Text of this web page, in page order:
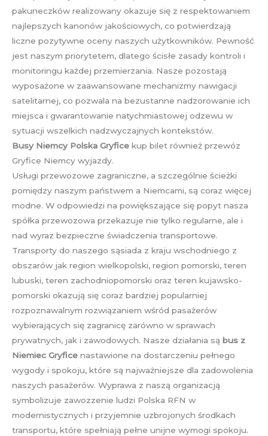
pakuneczków realizowany okazuje się z respektowaniem
najlepszych kanonów jakościowych, co potwierdzają
liczne pozytywne oceny naszych użytkowników. Pewność
jest naszym priorytetem, dlatego ścisłe zasady kontroli i
monitoringu każdej przemierzania. Nasze pozostają
wyposażone w zaawansowane mechanizmy nawigacji
satelitarnej, co pozwala na bezustanne nadzorowanie ich
miejsca i gwarantowanie natychmiastowej odzewu w
sytuacji wszelkich nadzwyczajnych kontekstów.
Busy Niemcy Polska Gryfice kup bilet również przewóz
Gryfice Niemcy wyjazdy.
Usługi przewozowe zagraniczne, a szczególnie ścieżki
pomiędzy naszym państwem a Niemcami, są coraz więcej
modne. W odpowiedzi na powiększające się popyt nasza
spółka przewozowa przekazuje nie tylko regularne, ale i
nad wyraz bezpieczne świadczenia transportowe.
Transporty do naszego sąsiada z kraju wschodniego z
obszarów jak region wielkopolski, region pomorski, teren
lubuski, teren zachodniopomorski oraz teren kujawsko-
pomorski okazują się coraz bardziej popularniej
rozpoznawalnym rozwiązaniem wśród pasażerów
wybierających się zagranicę zarówno w sprawach
prywatnych, jak i zawodowych. Nasze działania są bus z
Niemiec Gryfice nastawione na dostarczeniu pełnego
wygody i spokoju, które są najważniejsze dla zadowolenia
naszych pasażerów. Wyprawa z naszą organizacją
symbolizuje zawozzenie ludzi Polska RFN w
modernistycznych i przyjemnie uzbrojonych środkach
transportu, które spełniają pełne unijne wymogi spokoju.